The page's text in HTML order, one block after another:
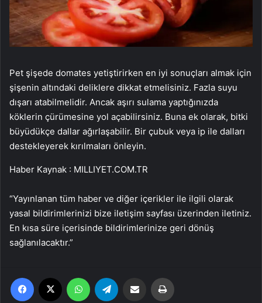
Pet şişede domates yetiştirirken en iyi sonuçları almak için
şişenin altındaki deliklere dikkat etmelisiniz. Fazla suyu
dışarı atabilmelidir. Ancak aşırı sulama yaptığınızda
köklerin çürümesine yol açabilirsiniz. Buna ek olarak, bitki
büyüdükçe dallar ağırlaşabilir. Bir çubuk veya ip ile dalları
destekleyerek kırılmaları önleyin.
Haber Kaynak : MILLIYET.COM.TR
“Yayınlanan tüm haber ve diğer içerikler ile ilgili olarak
yasal bildirimlerinizi bize iletişim sayfası üzerinden iletiniz.
En kısa süre içerisinde bildirimlerinize geri dönüş
sağlanılacaktır.”
Facebook WhatsApp Email'den paylaş